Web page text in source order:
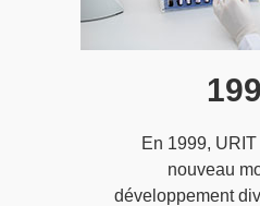
En 1999,
nouveau
développement